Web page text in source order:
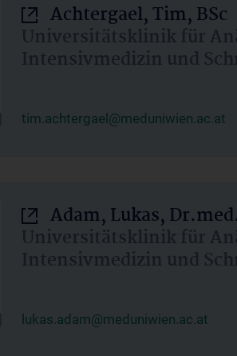
Achtergael, Tim, BSc
Universitätsklinik für
Intensivmedizin und
tim.achtergael@meduniwien.ac.at
Adam, Lukas,
Universitätsklinik für
Intensivmedizin und
lukas.adam@meduniwien.ac.at